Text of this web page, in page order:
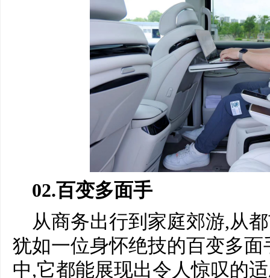
02.百变多面手
从商务出行到家庭郊游,从
犹如一位身怀绝技的百变多
中,它都能展现出令人惊叹的